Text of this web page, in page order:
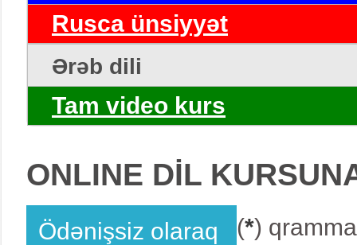
Rusca ünsiyyət
Ərəb dili
Tam video kurs
ONLINE DİL
Ödənişsiz olaraq (*)